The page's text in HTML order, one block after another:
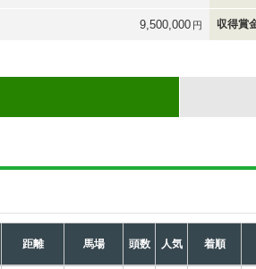
9,500,000 円 収得賞
距離 馬場 頭数 人気 着順